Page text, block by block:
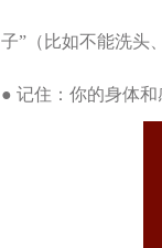
子”（比如不能洗头
● 记住：你的身体和